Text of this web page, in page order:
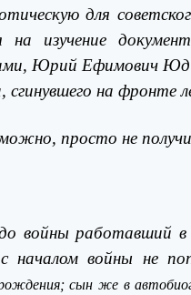
для
на изучение
Юрий Ефимович
сгинувшего на фронте
просто не
работавший в
началом войны не
сын же в